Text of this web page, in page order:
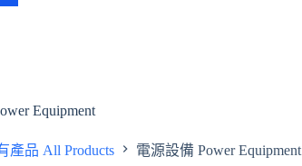
Equipment
產品 All Products 電源設備 Power Equipment